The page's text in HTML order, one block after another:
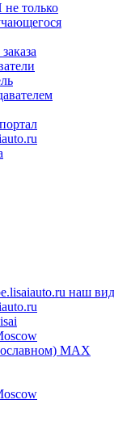
только
наш
MAX